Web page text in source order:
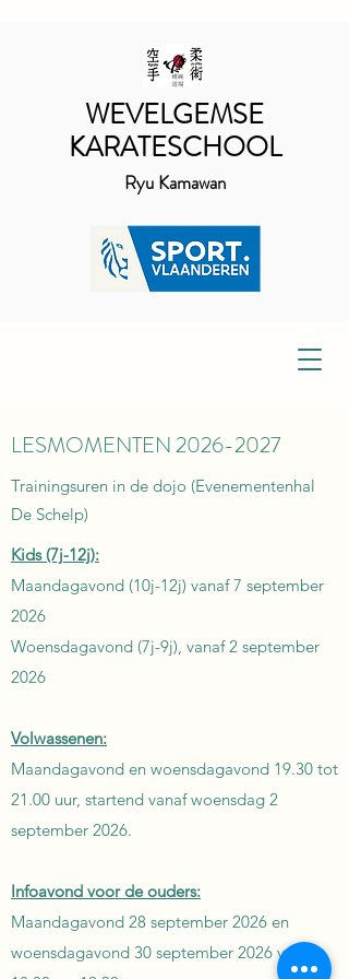
WEVELGEMSE
KARATESCHOOL
Ryu Kamawan
LESMOMENTEN2026-2027
Trainingsuren in de dojo (Evenementenhal
De Schelp)
Kids (7j-12j):
Maandagavond (10j-12j) vanaf 7 september
2026
Woensdagavond (7j-9j), vanaf 2 september
2026
Volwassenen:
Maandagavond en woensdagavond 19.30 tot
21.00 uur, startend vanaf woensdag 2
september 2026.
Infoavond voor de ouders:
Maandagavond 28 september 2026 en
woensdagavond 30 september 2026 van